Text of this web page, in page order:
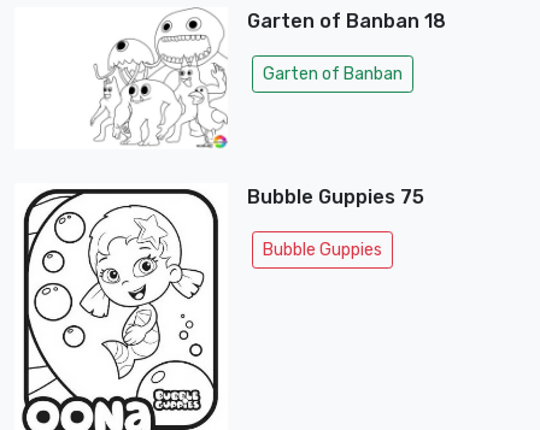
Garten of Banban 18
Garten of Banban
Bubble Guppies 75
Bubble Guppies